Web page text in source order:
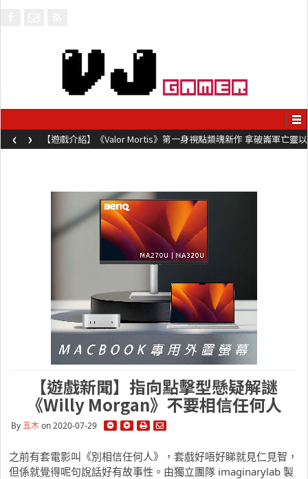
【遊戲介紹】《Valor Mortis》第一身視點類魂新作 拿破崙軍亡靈以
槍械劍與魔法殺敵
‹ ›
【遊戲新聞】指向點擊型懸疑解謎
《Willy Morgan》不要相信任何人
By五木on 2020-07-29
之前有套電影叫《別相信任何人》，套戲好唔好睇就見仁見智，
但係就覺得呢句說話好有故事性。由獨立團隊 imaginarylab 製